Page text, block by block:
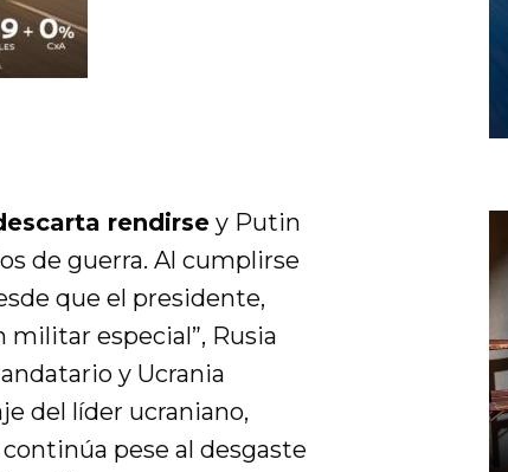
rendirsey Putin
de guerra. Al cumplirse
que el presidente,
militar especial”, Rusia
y Ucrania
del líder ucraniano,
pese al desgaste